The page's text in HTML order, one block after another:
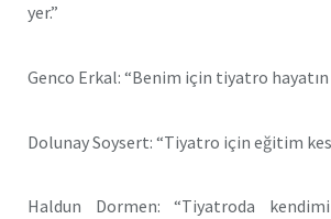
yer.”
Genco Erkal: “Benim için tiyatro hayatın
Dolunay Soysert: “Tiyatro için eğitim
Haldun Dormen: “Tiyatroda